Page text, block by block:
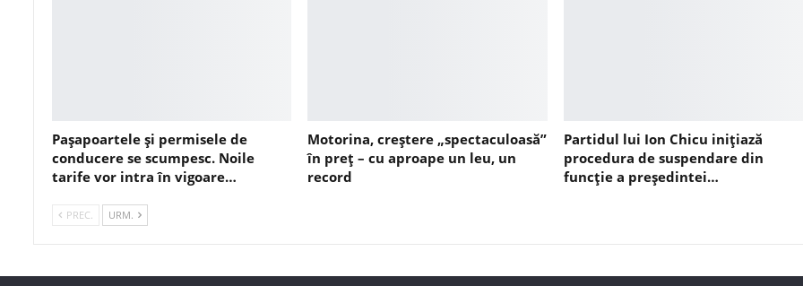
Pașapoartele și permisele de
conducere se scumpesc. Noile
tarife vor intra în vigoare…
Motorina, creștere „spectaculoasă”
în preț – cu aproape un leu, un
record
Partidul lui Ion Chicu inițiază
procedura de suspendare din
funcție a președintei…
PREC. URM.